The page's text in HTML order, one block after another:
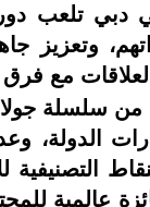
دبي تلعب
وتعزيز
العلاقات مع
سلسلة
الدولة،
عالمية